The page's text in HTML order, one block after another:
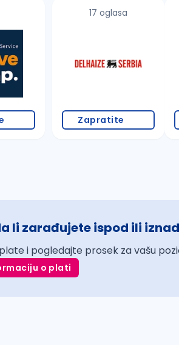
17 oglasa
Zapratite
li zarađujete ispod ili
i pogledajte prosek za vašu
o plati